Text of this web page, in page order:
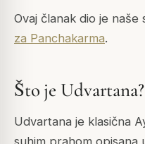
Ovaj članak dio je naše
za Panchakarma.
Što je Udvartana?
Udvartana je klasična
suhim prahom opisana